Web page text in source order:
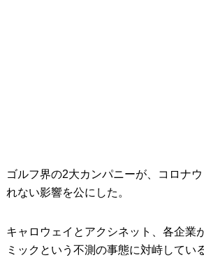
ゴルフ界の2大カンパニーが、コロナ
れない影響を公にした。
キャロウェイとアクシネット、各企業
ミックという不測の事態に対峙してい